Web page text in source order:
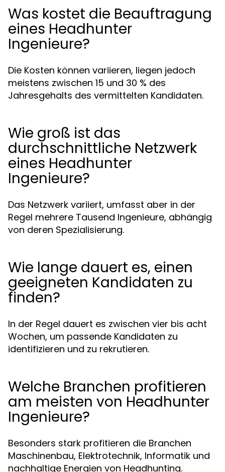
Was kostet die Beauftragung
eines Headhunter
Ingenieure?
Die Kosten können variieren, liegen jedoch
meistens zwischen 15 und 30 % des
Jahresgehalts des vermittelten Kandidaten.
Wie groß ist das
durchschnittliche Netzwerk
eines Headhunter
Ingenieure?
Das Netzwerk variiert, umfasst aber in der
Regel mehrere Tausend Ingenieure, abhängig
von deren Spezialisierung.
Wie lange dauert es, einen
geeigneten Kandidaten zu
finden?
In der Regel dauert es zwischen vier bis acht
Wochen, um passende Kandidaten zu
identifizieren und zu rekrutieren.
Welche Branchen profitieren
am meisten von Headhunter
Ingenieure?
Besonders stark profitieren die Branchen
Maschinenbau, Elektrotechnik, Informatik und
nachhaltige Energien von Headhunting.